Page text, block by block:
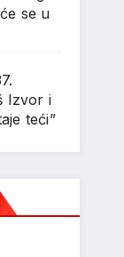
se u
Izvor i
teći”